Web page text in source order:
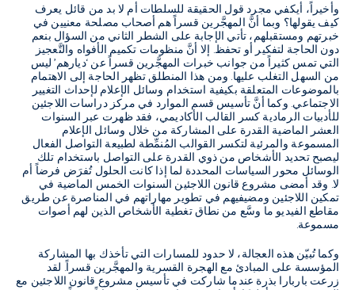
وأخيراً، أيكفي مجرد قول الحقيقة للسلطات أم لا بد من قائل يعرف
كيف يقولها؟ وبما أنَّ المهجَّرين قسراً هم أصحاب مصلحة معنيين في
خبرتهم ومستقبلهم، تأتي الإجابة على الشطر الثاني من السؤال بنعم
دون الحاجة لتفكير أو تحفظ. إلا أنَّ منظومات تكميم الأفواه والتَّعجيز
التي تمس كثيراً من جوانب خبرات المهجَّرين قسراً عن‘ديارهم’ليس
من السهل التغلب عليها. ومن هذا المنطلق تظهر الحاجة إلى الاهتمام
بالموضوعات المتعلقة بكيفية استخدام وسائل الإعلام لإحداث التغيير
الاجتماعي. وكما أنَّ تأسيس قسم الموارد في مركز دراسات اللاجئين
للأدبيات الرمادية كسر القالب الأكاديمي، فقد ظهرت عبر السنوات
العشر الماضية القدرة على المشاركة من خلال وسائل الإعلام
المسموعة والمرئية لتكسر القوالب المُنمِّطة لطبيعة التواصل الفعال
ليصبح تحديد الأشخاص من ذوي القدرة على التواصل باستخدام تلك
الوسائل محور السياسات المحددة لما إذا كانت الحلول تُفرَض فرضاً أم
لا. وقد أمضى مشروع قانون اللاجئين السنوات الخمس الماضية في
تمكين اللاجئين ومضيفيهم في تطوير مهاراتهم في المناصرة عن طريق
مقاطع الفيديو ما وسَّع من نطاق تغطية الأشخاص الذين لهم أصوات
مسموعة.
وكما تُبيّن هذه العجالة، لا حدود للمسارات التي تأخذك بها المشاركة
المؤسسة على المبادئ مع الهجرة القسرية والمهجَّرين قسراً. لقد
زرعت باربارا بذرة عندما شاركت في تأسيس مشروع قانون اللاجئين مع